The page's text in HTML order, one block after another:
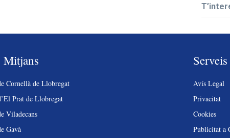
Mitjans
Cornellà de Llobregat
Prat de Llobregat
Viladecans
Gavà
Serveis
Avís Legal
Privacitat
Cookies
Publicitat a